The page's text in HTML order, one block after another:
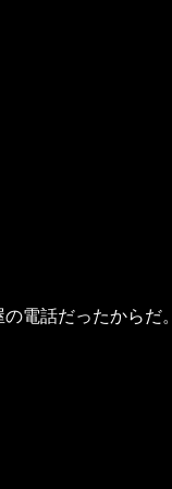
電話だったからだ。